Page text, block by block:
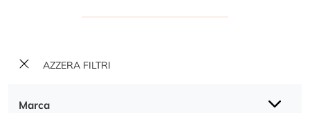
AZZERA FILTRI
Marca